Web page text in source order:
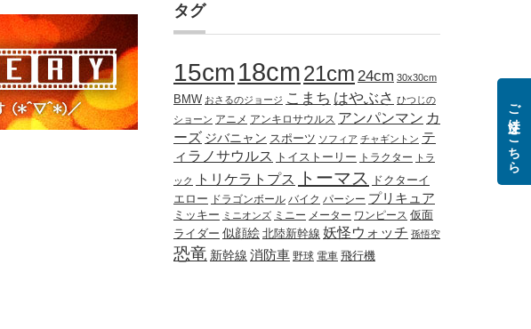
タグ
15cm18cm21cm 24cm 30x30cm
BMW おさるのジョージ こまち はやぶさ ひつじの
ショーン アニメ アンキロサウルス アンパンマン カ
ーズ ジバニャン スポーツ ソフィア チャギントン テ
ィラノサウルス
トイストーリー トラクター トラ
ック トリケラトプス トーマス
ドクターイ
エロー
ドラゴンボール バイク パーシー プリキュア
ミッキー ミニオンズ ミニー メーター ワンピース 仮面
ライダー 似顔絵 北陸新幹線 妖怪ウォッチ 孫悟空
恐竜 新幹線 消防車 野球 電車 飛行機
ご注文はこちら